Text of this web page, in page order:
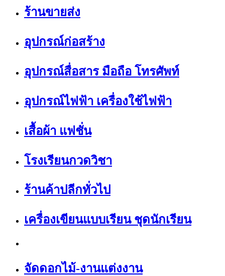
ร้านขายส่ง
อุปกรณ์ก่อสร้าง
อุปกรณ์สื่อสาร มือถือ โทรศัพท์
อุปกรณ์ไฟฟ้า เครื่องใช้ไฟฟ้า
เสื้อผ้า แฟชั่น
โรงเรียนกวดวิชา
ร้านค้าปลีกทั่วไป
เครื่องเขียนแบบเรียน ชุดนักเรียน
จัดดอกไม้-งานแต่งงาน